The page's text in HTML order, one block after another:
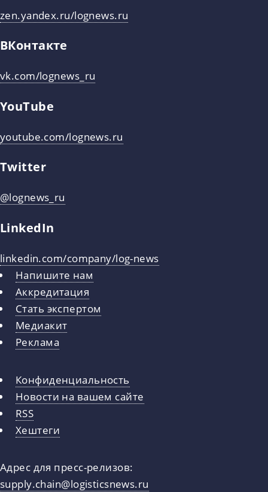
zen.yandex.ru/lognews.ru
ВКонтакте
vk.com/lognews_ru
YouTube
youtube.com/lognews.ru
Twitter
@lognews_ru
LinkedIn
linkedin.com/company/log-news
Напишите нам
Аккредитация
Стать экспертом
Медиакит
Реклама
Конфиденциальность
Новости на вашем сайте
RSS
Хештеги
Адрес для пресс-релизов:
supply.chain@logisticsnews.ru